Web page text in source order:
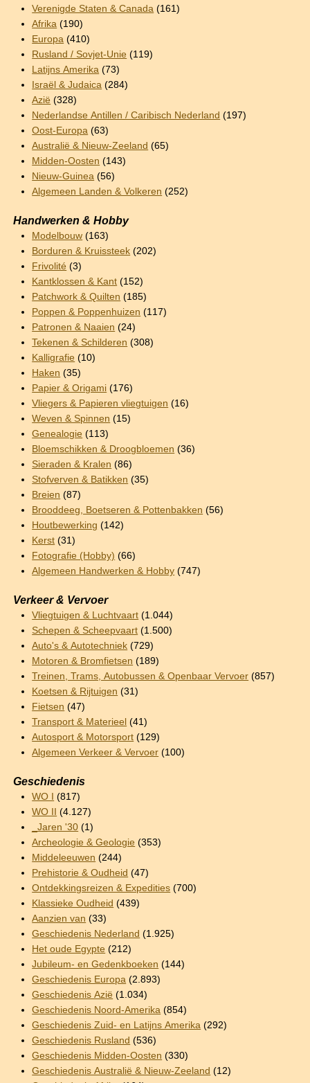
Verenigde Staten & Canada (161)
Afrika (190)
Europa (410)
Rusland / Sovjet-Unie (119)
Latijns Amerika (73)
Israël & Judaica (284)
Azië (328)
Nederlandse Antillen / Caribisch Nederland (197)
Oost-Europa (63)
Australië & Nieuw-Zeeland (65)
Midden-Oosten (143)
Nieuw-Guinea (56)
Algemeen Landen & Volkeren (252)
Handwerken & Hobby
Modelbouw (163)
Borduren & Kruissteek (202)
Frivolité (3)
Kantklossen & Kant (152)
Patchwork & Quilten (185)
Poppen & Poppenhuizen (117)
Patronen & Naaien (24)
Tekenen & Schilderen (308)
Kalligrafie (10)
Haken (35)
Papier & Origami (176)
Vliegers & Papieren vliegtuigen (16)
Weven & Spinnen (15)
Genealogie (113)
Bloemschikken & Droogbloemen (36)
Sieraden & Kralen (86)
Stofverven & Batikken (35)
Breien (87)
Brooddeeg, Boetseren & Pottenbakken (56)
Houtbewerking (142)
Kerst (31)
Fotografie (Hobby) (66)
Algemeen Handwerken & Hobby (747)
Verkeer & Vervoer
Vliegtuigen & Luchtvaart (1.044)
Schepen & Scheepvaart (1.500)
Auto's & Autotechniek (729)
Motoren & Bromfietsen (189)
Treinen, Trams, Autobussen & Openbaar Vervoer (857)
Koetsen & Rijtuigen (31)
Fietsen (47)
Transport & Materieel (41)
Autosport & Motorsport (129)
Algemeen Verkeer & Vervoer (100)
Geschiedenis
WO I (817)
WO II (4.127)
_Jaren '30 (1)
Archeologie & Geologie (353)
Middeleeuwen (244)
Prehistorie & Oudheid (47)
Ontdekkingsreizen & Expedities (700)
Klassieke Oudheid (439)
Aanzien van (33)
Geschiedenis Nederland (1.925)
Het oude Egypte (212)
Jubileum- en Gedenkboeken (144)
Geschiedenis Europa (2.893)
Geschiedenis Azië (1.034)
Geschiedenis Noord-Amerika (854)
Geschiedenis Zuid- en Latijns Amerika (292)
Geschiedenis Rusland (536)
Geschiedenis Midden-Oosten (330)
Geschiedenis Australië & Nieuw-Zeeland (12)